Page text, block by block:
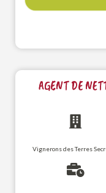
AGENT DE
Vignerons des Terres